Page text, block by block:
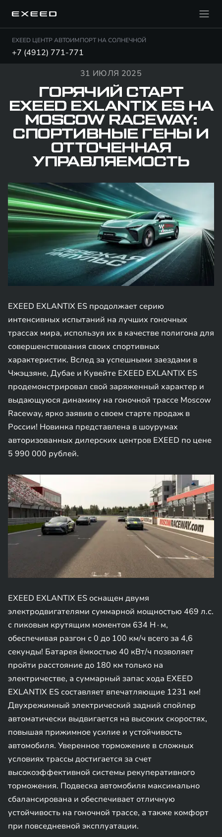
EXEED ЦЕНТР АВТОИМПОРТ НА СОЛНЕЧНОЙ
+7 (4912) 771-771
31 ИЮЛЯ 2025
ГОРЯЧИЙ СТАРТ
EXEED EXLANTIX ES НА
MOSCOW RACEWAY:
СПОРТИВНЫЕ ГЕНЫ И
ОТТОЧЕННАЯ
УПРАВЛЯЕМОСТЬ
EXEED EXLANTIX ES продолжает серию
интенсивных испытаний на лучших гоночных
трассах мира, используя их в качестве полигона для
совершенствования своих спортивных
характеристик. Вслед за успешными заездами в
Чжэцзяне, Дубае и Кувейте EXEED EXLANTIX ES
продемонстрировал свой заряженный характер и
выдающуюся динамику на гоночной трассе Moscow
Raceway, ярко заявив о своем старте продаж в
России! Новинка представлена в шоурумах
авторизованных дилерских центров EXEED по цене
5 990 000 рублей.
EXEED EXLANTIX ES оснащен двумя
электродвигателями суммарной мощностью 469 л.с.
с пиковым крутящим моментом 634 Н∙м,
обеспечивая разгон с 0 до 100 км/ч всего за 4,6
секунды! Батарея ёмкостью 40 кВт/ч позволяет
пройти расстояние до 180 км только на
электричестве, а суммарный запас хода EXEED
EXLANTIX ES составляет впечатляющие 1231 км!
Двухрежимный электрический задний спойлер
автоматически выдвигается на высоких скоростях,
повышая прижимное усилие и устойчивость
автомобиля. Уверенное торможение в сложных
условиях трассы достигается за счет
высокоэффективной системы рекуперативного
торможения. Подвеска автомобиля максимально
сбалансирована и обеспечивает отличную
устойчивость на гоночной трассе, а также комфорт
при повседневной эксплуатации.